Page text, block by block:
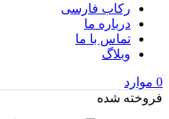
رکاب فارسی
درباره ما
تماس با ما
وبلاگ
0 موارد
فروخته شده